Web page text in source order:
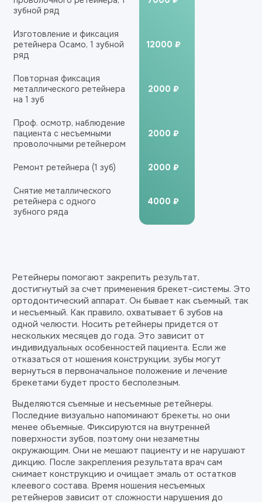
зубной ряд
Изготовление и фиксация
ретейнера Осамо, 1 зубной
ряд
12000 ₽
Повторная фиксация
металлического ретейнера
на 1 зуб
2000 ₽
Проф. осмотр, наблюдение
пациента с несъемными
проволочными ретейнером
2000 ₽
Ремонт ретейнера (1 зуб) 2000 ₽
Снятие металлического
ретейнера с одного
зубного ряда
4000 ₽
Ретейнеры помогают закрепить результат,
достигнутый за счет применения брекет-системы. Это
ортодонтический аппарат. Он бывает как съемный, так
и несъемный. Как правило, охватывает 6 зубов на
одной челюсти. Носить ретейнеры придется от
нескольких месяцев до года. Это зависит от
индивидуальных особенностей пациента. Если же
отказаться от ношения конструкции, зубы могут
вернуться в первоначальное положение и лечение
брекетами будет просто бесполезным.
Выделяются съемные и несъемные ретейнеры.
Последние визуально напоминают брекеты, но они
менее объемные. Фиксируются на внутренней
поверхности зубов, поэтому они незаметны
окружающим. Они не мешают пациенту и не нарушают
дикцию. После закрепления результата врач сам
снимает конструкцию и очищает эмаль от остатков
клеевого состава. Время ношения несъемных
ретейнеров зависит от сложности нарушения до